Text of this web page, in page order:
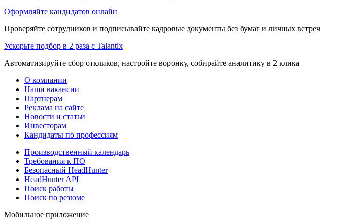
Оформляйте кандидатов онлайн
Проверяйте сотрудников и подписывайте кадровые документы без бумаг и личных встреч
Ускорьте подбор в 2 раза с Talantix
Автоматизируйте сбор откликов, настройте воронку, собирайте аналитику в 2 клика
О компании
Наши вакансии
Партнерам
Реклама на сайте
Новости и статьи
Инвесторам
Кандидаты по профессиям
Производственный календарь
Требования к ПО
Безопасный HeadHunter
HeadHunter API
Поиск работы
Поиск по резюме
Мобильное приложение